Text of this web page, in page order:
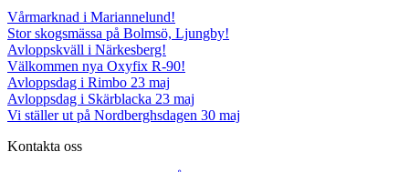
Vårmarknad i Mariannelund!
Stor skogsmässa på Bolmsö, Ljungby!
Avloppskväll i Närkesberg!
Välkommen nya Oxyfix R-90!
Avloppsdag i Rimbo 23 maj
Avloppsdag i Skärblacka 23 maj
Vi ställer ut på Nordberghsdagen 30 maj
Kontakta oss